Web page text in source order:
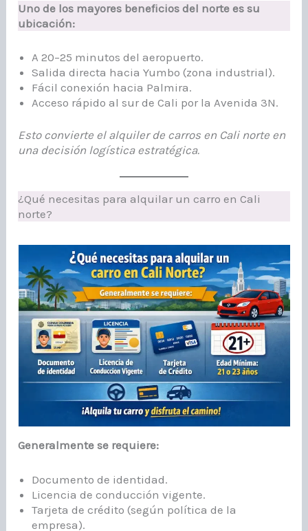
Uno de los mayores beneficios del norte es su
ubicación:
A 20–25 minutos del aeropuerto.
Salida directa hacia Yumbo (zona industrial).
Fácil conexión hacia Palmira.
Acceso rápido al sur de Cali por la Avenida 3N.
Esto convierte el alquiler de carros en Cali norte en
una decisión logística estratégica.
¿Qué necesitas para alquilar un carro en Cali
norte?
Generalmente se requiere:
Documento de identidad.
Licencia de conducción vigente.
Tarjeta de crédito (según política de la
empresa).